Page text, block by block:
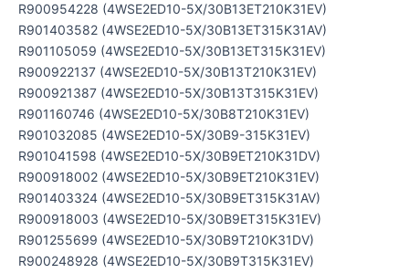
R900954228 (4WSE2ED10-5X/30B13ET210K31EV)
R901403582 (4WSE2ED10-5X/30B13ET315K31AV)
R901105059 (4WSE2ED10-5X/30B13ET315K31EV)
R900922137 (4WSE2ED10-5X/30B13T210K31EV)
R900921387 (4WSE2ED10-5X/30B13T315K31EV)
R901160746 (4WSE2ED10-5X/30B8T210K31EV)
R901032085 (4WSE2ED10-5X/30B9-315K31EV)
R901041598 (4WSE2ED10-5X/30B9ET210K31DV)
R900918002 (4WSE2ED10-5X/30B9ET210K31EV)
R901403324 (4WSE2ED10-5X/30B9ET315K31AV)
R900918003 (4WSE2ED10-5X/30B9ET315K31EV)
R901255699 (4WSE2ED10-5X/30B9T210K31DV)
R900248928 (4WSE2ED10-5X/30B9T315K31EV)